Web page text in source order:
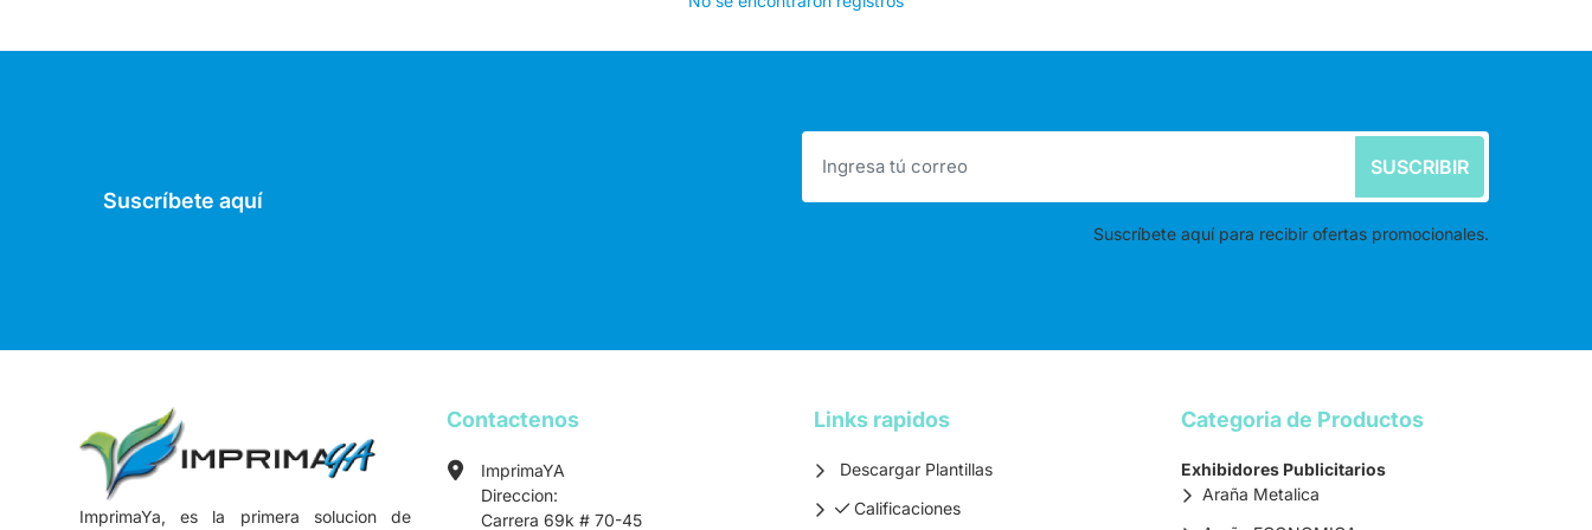
Suscríbete aquí
SUSCRIBIR
Suscríbete aquí para recibir ofertas promocionales.
ImprimaYa, es la primera solucion de
Contactenos
ImprimaYA
Direccion:
Carrera 69k # 70-45
Links rapidos
Descargar Plantillas
Calificaciones
Calificaciones
Categoria de Productos
Exhibidores Publicitarios
Araña Metalica